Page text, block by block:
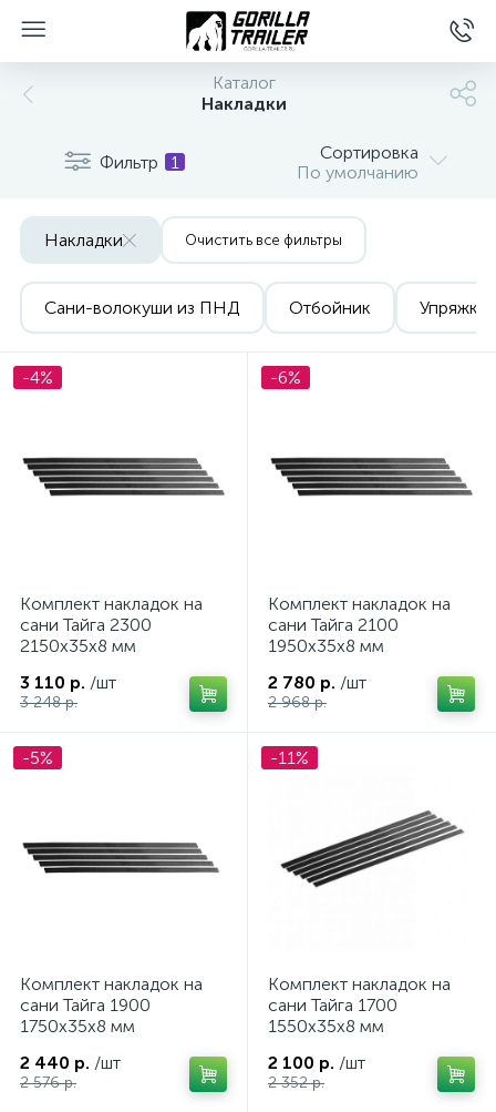
Каталог
Накладки
Фильтр 1
Сортировка
По умолчанию
Накладки Очистить все фильтры
Сани-волокуши из ПНД Отбойник Упряжка
-4%
Комплект накладок на
сани Тайга 2300
2150х35х8 мм
3 110 р. /шт
3 248 р.
-6%
Комплект накладок на
сани Тайга 2100
1950х35х8 мм
2 780 р. /шт
2 968 р.
-5%
Комплект накладок на
сани Тайга 1900
1750х35х8 мм
2 440 р. /шт
2 576 р.
-11%
Комплект накладок на
сани Тайга 1700
1550х35х8 мм
2 100 р. /шт
2 352 р.